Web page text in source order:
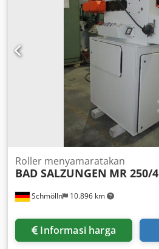
Schmölln 10.896 km
Roller menyamaratakan
BAD SALZUNGEN MR 250/4
Informasi harga